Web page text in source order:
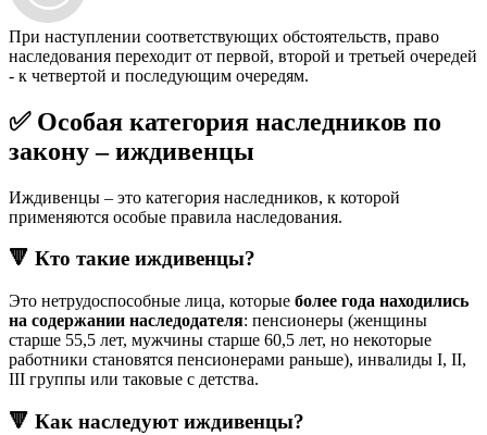
При наступлении соответствующих обстоятельств, право
наследования переходит от первой, второй и третьей очередей
- к четвертой и последующим очередям.
✅ Особая категория наследников по
закону – иждивенцы
Иждивенцы – это категория наследников, к которой
применяются особые правила наследования.
🔻 Кто такие иждивенцы?
Это нетрудоспособные лица, которые более года находились
на содержании наследодателя: пенсионеры (женщины
старше 55,5 лет, мужчины старше 60,5 лет, но некоторые
работники становятся пенсионерами раньше), инвалиды I, II,
III группы или таковые с детства.
🔻 Как наследуют иждивенцы?